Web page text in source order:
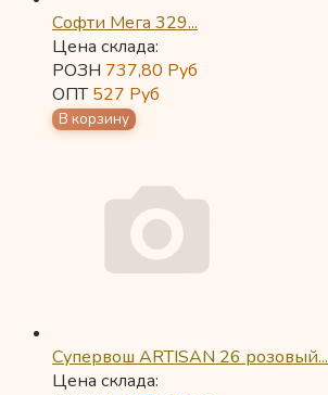
Софти Мега 329...
Цена склада:
РОЗН 737,80 Руб
ОПТ527 Руб
Супервош ARTISAN 26 розовый...
Цена склада: